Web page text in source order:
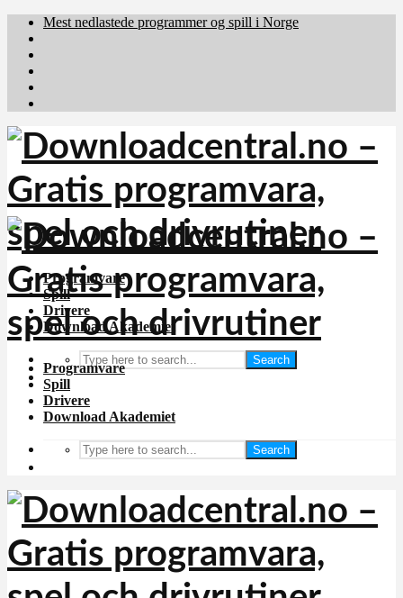
Mest nedlastede programmer og spill i Norge
Programvare
Spill
Drivere
Download Akademiet
Search
Programvare
Spill
Drivere
Download Akademiet
Search